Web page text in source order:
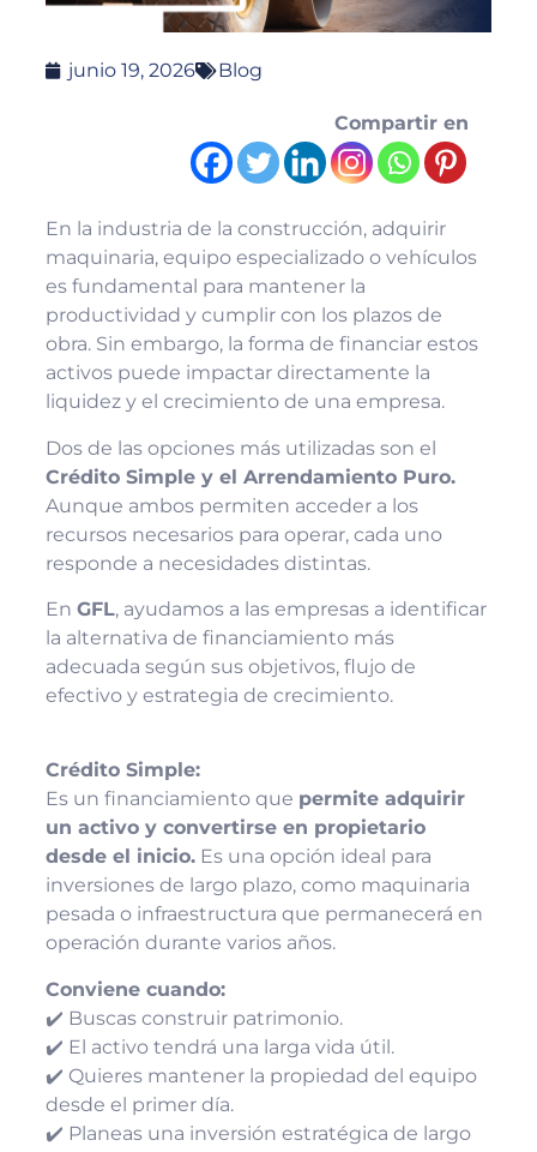
junio 19, 2026 Blog
Compartir en
En la industria de la construcción, adquirir
maquinaria, equipo especializado o vehículos
es fundamental para mantener la
productividad y cumplir con los plazos de
obra. Sin embargo, la forma de financiar estos
activos puede impactar directamente la
liquidez y el crecimiento de una empresa.
Dos de las opciones más utilizadas son el
Crédito Simple y el Arrendamiento Puro.
Aunque ambos permiten acceder a los
recursos necesarios para operar, cada uno
responde a necesidades distintas.
En GFL, ayudamos a las empresas a identificar
la alternativa de financiamiento más
adecuada según sus objetivos, flujo de
efectivo y estrategia de crecimiento.
Crédito Simple:
Es un financiamiento que permite adquirir
un activo y convertirse en propietario
desde el inicio.Es una opción ideal para
inversiones de largo plazo, como maquinaria
pesada o infraestructura que permanecerá en
operación durante varios años.
Conviene cuando:
✔️ Buscas construir patrimonio.
✔️ El activo tendrá una larga vida útil.
✔️ Quieres mantener la propiedad del equipo
desde el primer día.
✔️ Planeas una inversión estratégica de largo